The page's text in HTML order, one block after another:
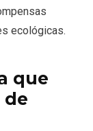
ecológicas.
que
de